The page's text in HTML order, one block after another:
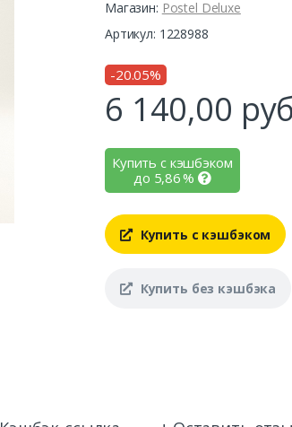
Магазин: Postel Deluxe
Артикул: 1228988
-20.05%
6 140,00
Купить с кэшбэком
до 5,86%
Купить с кэшбэком
Купить без кэшбэка